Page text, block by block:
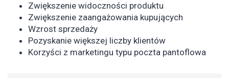
Zwiększenie widoczności produktu
Zwiększenie zaangażowania kupujących
Wzrost sprzedaży
Pozyskanie większej liczby klientów
Korzyści z marketingu typu poczta pantoflowa